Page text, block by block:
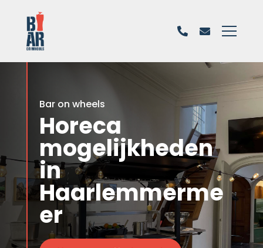
Bar on wheels
Horeca
mogelijkheden
in
Haarlemmerme
er